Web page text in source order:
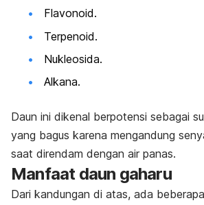
Flavonoid.
Terpenoid.
Nukleosida.
Alkana.
Daun ini dikenal berpotensi sebagai
yang bagus karena mengandung
saat direndam dengan air panas.
Manfaat daun gaharu
Dari kandungan di atas, ada